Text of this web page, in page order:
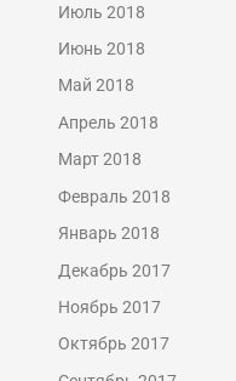
Июль 2018
Июнь 2018
Май 2018
Апрель 2018
Март 2018
Февраль 2018
Январь 2018
Декабрь 2017
Ноябрь 2017
Октябрь 2017